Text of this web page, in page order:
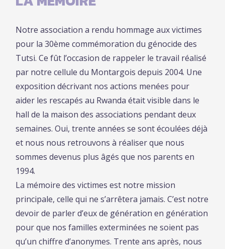
Notre association a rendu hommage aux victimes
pour la 30ème commémoration du génocide des
Tutsi. Ce fût l’occasion de rappeler le travail réalisé
par notre cellule du Montargois depuis 2004. Une
exposition décrivant nos actions menées pour
aider les rescapés au Rwanda était visible dans le
hall de la maison des associations pendant deux
semaines. Oui, trente années se sont écoulées déjà
et nous nous retrouvons à réaliser que nous
sommes devenus plus âgés que nos parents en
1994.
La mémoire des victimes est notre mission
principale, celle qui ne s’arrêtera jamais. C’est notre
devoir de parler d’eux de génération en génération
pour que nos familles exterminées ne soient pas
qu’un chiffre d’anonymes. Trente ans après, nous